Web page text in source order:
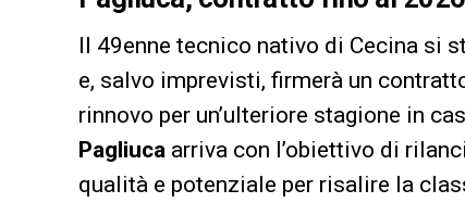
Il 49enne tecnico nativo di Cecina si
e, salvo imprevisti, firmerà un
rinnovo per un’ulteriore stagione in
Pagliuca arriva con l’obiettivo di
qualità e potenziale per risalire la